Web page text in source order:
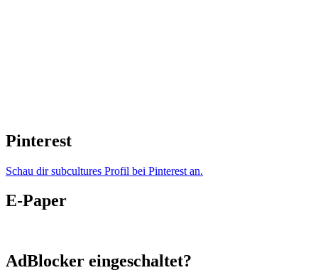
Pinterest
Schau dir subcultures Profil bei Pinterest an.
E-Paper
AdBlocker eingeschaltet?